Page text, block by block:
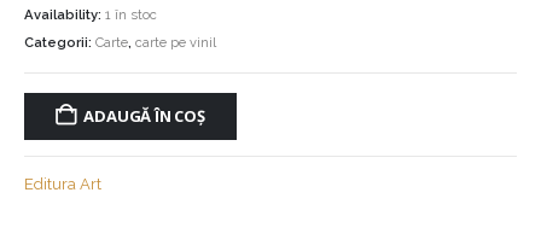
Availability: 1 în stoc
Categorii: Carte, carte pe vinil
ADAUGĂ ÎN COȘ
Editura Art